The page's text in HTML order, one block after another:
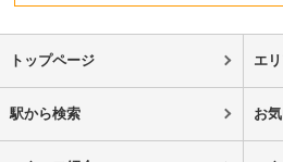
トップページ エ
駅から検索 お